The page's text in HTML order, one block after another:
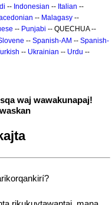
-- Indonesian -- Italian --
-- Malagasy --
-- Punjabi -- QUECHUA --
-- Spanish-AM -- Spanish-
-- Ukrainian -- Urdu --
waj wawakunapaj!